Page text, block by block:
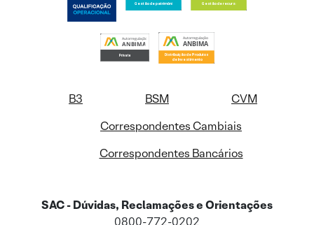
B3 BSM
CVM
Correspondentes Cambiais
Correspondentes Bancários
SAC - Dúvidas, Reclamações e Orientações